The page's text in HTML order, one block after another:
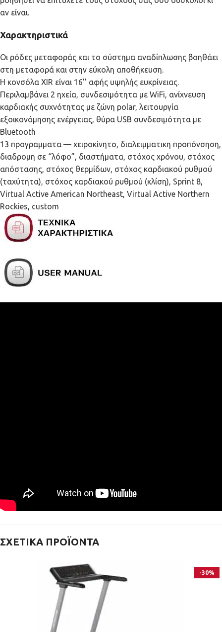
αν είναι.
Χαρακτηριστικά
Οι ρόδες μεταφοράς και το σύστημα αναδίπλωσης βοηθάει
στη μεταφορά και στην εύκολη αποθήκευση.
Η κονσόλα XIR είναι 16’’ αφής υψηλής ευκρίνειας.
Περιλαμβάνει 2 ηχεία, συνδεσιμότητα με WiFi, ανίχνευση
καρδιακής συχνότητας με ζώνη polar, λειτουργία
εξοικονόμησης ενέργειας, θύρα USB συνδεσιμότητα με
Bluetooth
13 προγραμματα — χειροκίνητο, διαλειμματικη προπόνσηση,
διαδρομη σε “λόφο”, διαστήματα, στόχος χρόνου, στόχος
απόστασης, στόχος θερμίδων, στόχος καρδιακού ρυθμού
(ταχύτητα), στόχος καρδιακού ρυθμού (κλίση), Sprint 8,
Virtual Active American Northeast, Virtual Active Northern
Rockies, custom
ΣΧΕΤΙΚΆ ΠΡΟΪΌΝΤΑ
-30%